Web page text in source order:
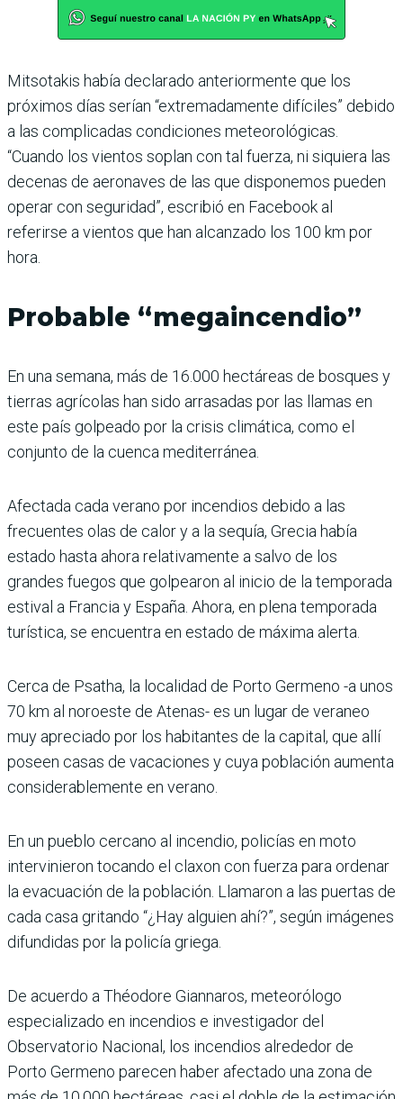
Mitsotakis había declarado anteriormente que los
próximos días serían “extremadamente difíciles” debido
a las complicadas condiciones meteorológicas.
“Cuando los vientos soplan con tal fuerza, ni siquiera las
decenas de aeronaves de las que disponemos pueden
operar con seguridad”, escribió en Facebook al
referirse a vientos que han alcanzado los 100 km por
hora.
Probable “megaincendio”
En una semana, más de 16.000 hectáreas de bosques y
tierras agrícolas han sido arrasadas por las llamas en
este país golpeado por la crisis climática, como el
conjunto de la cuenca mediterránea.
Afectada cada verano por incendios debido a las
frecuentes olas de calor y a la sequía, Grecia había
estado hasta ahora relativamente a salvo de los
grandes fuegos que golpearon al inicio de la temporada
estival a Francia y España. Ahora, en plena temporada
turística, se encuentra en estado de máxima alerta.
Cerca de Psatha, la localidad de Porto Germeno -a unos
70 km al noroeste de Atenas- es un lugar de veraneo
muy apreciado por los habitantes de la capital, que allí
poseen casas de vacaciones y cuya población aumenta
considerablemente en verano.
En un pueblo cercano al incendio, policías en moto
intervinieron tocando el claxon con fuerza para ordenar
la evacuación de la población. Llamaron a las puertas de
cada casa gritando “¿Hay alguien ahí?”, según imágenes
difundidas por la policía griega.
De acuerdo a Théodore Giannaros, meteorólogo
especializado en incendios e investigador del
Observatorio Nacional, los incendios alrededor de
Porto Germeno parecen haber afectado una zona de